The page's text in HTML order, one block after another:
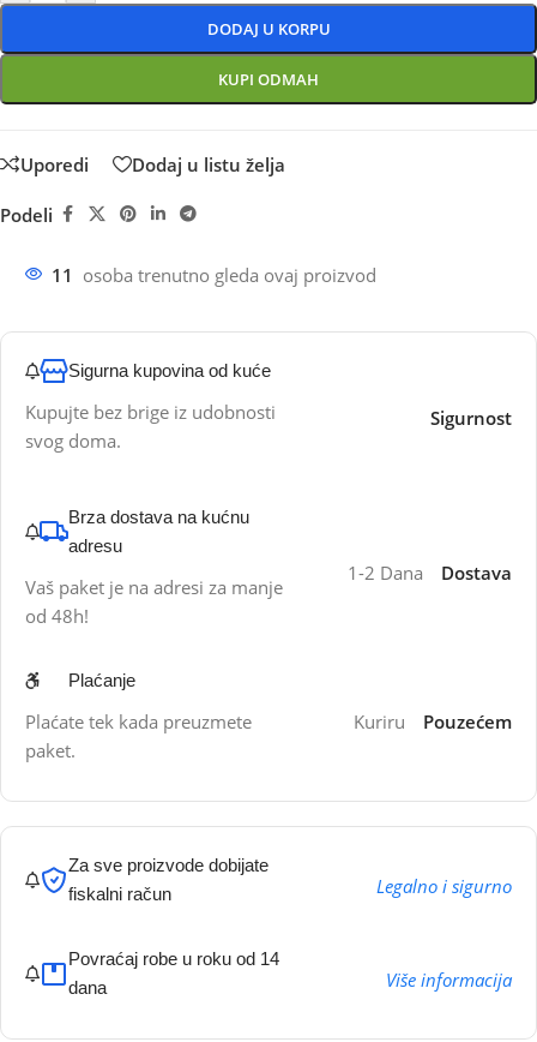
DODAJ U KORPU
KUPI ODMAH
Uporedi Dodaj u listu želja
Podeli
11 osoba trenutno gleda ovaj proizvod
Sigurna kupovina od kuće
Kupujte bez brige iz udobnosti
svog doma.
Sigurnost
Brza dostava na kućnu
adresu
Vaš paket je na adresi za manje
od 48h!
1-2 Dana Dostava
Plaćanje
Plaćate tek kada preuzmete
paket.
Kuriru Pouzećem
Za sve proizvode dobijate
fiskalni račun
Legalno i sigurno
Povraćaj robe u roku od 14
dana
Više informacija